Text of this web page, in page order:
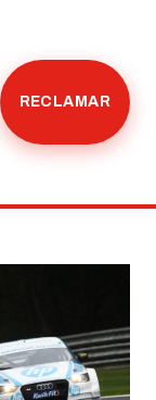
RECLAMAR